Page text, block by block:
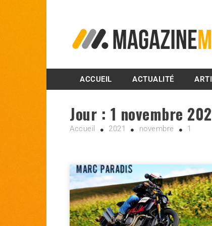
ACCUEIL ACTUALITÉ
Jour : 1 novembre
Accueil 2021 novembre 1